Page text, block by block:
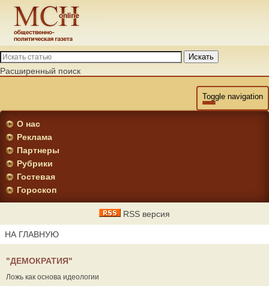
Искать
Расширенный поиск
Toggle navigation
О нас
Реклама
Партнеры
Рубрики
Гостевая
Гороскоп
RSS версия
НА ГЛАВНУЮ
"ДЕМОКРАТИЯ"
Ложь как основа идеологии